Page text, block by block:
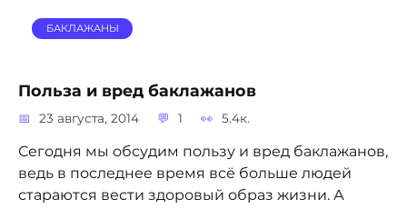
БАКЛАЖАНЫ
Польза и вред баклажанов
23 августа, 2014 1 5.4к.
Сегодня мы обсудим пользу и вред баклажанов,
ведь в последнее время всё больше людей
стараются вести здоровый образ жизни. А